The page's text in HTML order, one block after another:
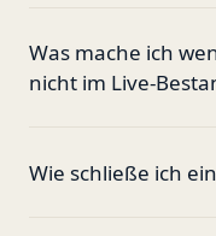
Was mache ich
nicht im Live-
Wie schließe ich